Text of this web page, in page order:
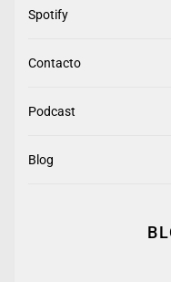
Spotify
Contacto
Podcast
Blog